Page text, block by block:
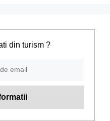
din turism ?